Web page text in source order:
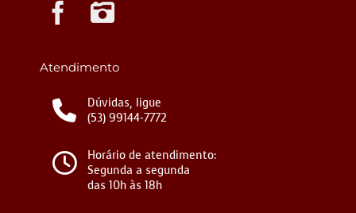
Atendimento
Dúvidas, ligue
(53) 99144-7772
Horário de atendimento:
Segunda a segunda
das 10h às 18h